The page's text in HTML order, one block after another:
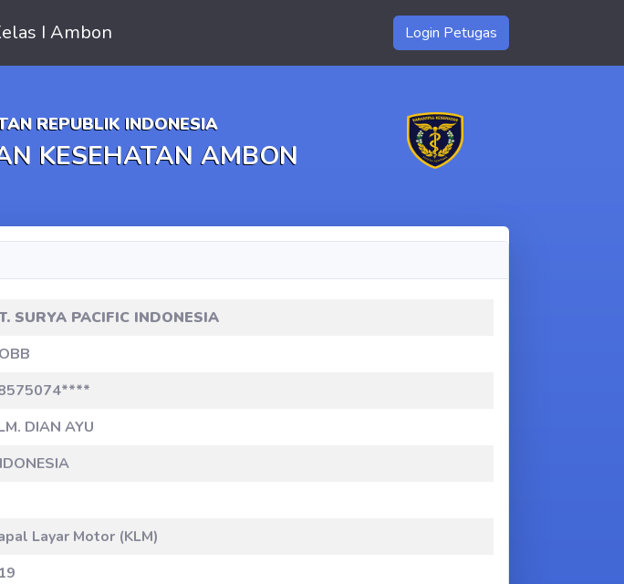
I Ambon Login Petugas
REPUBLIK INDONESIA
KESEHATAN AMBON
SURYA PACIFIC INDONESIA
DIAN AYU
Layar Motor (KLM)